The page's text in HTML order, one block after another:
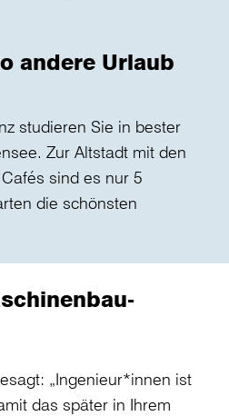
andere Urlaub
studieren Sie in bester
Zur Altstadt mit den
sind es nur 5
die schönsten
„Ingenieur*innen ist
das später in Ihrem